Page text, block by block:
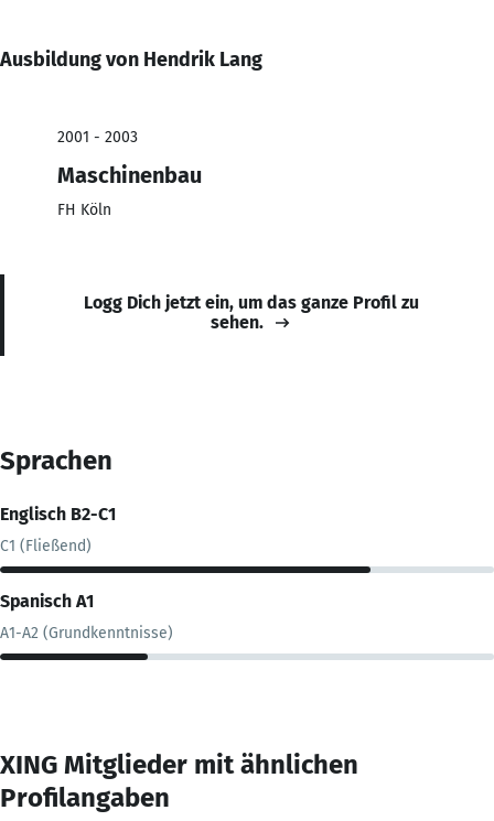
Ausbildung von Hendrik Lang
2001 - 2003
Maschinenbau
FH Köln
Logg Dich jetzt ein, um das ganze Profil zu
sehen.
Sprachen
Englisch B2-C1
C1 (Fließend)
Spanisch A1
A1-A2 (Grundkenntnisse)
XING Mitglieder mit ähnlichen
Profilangaben